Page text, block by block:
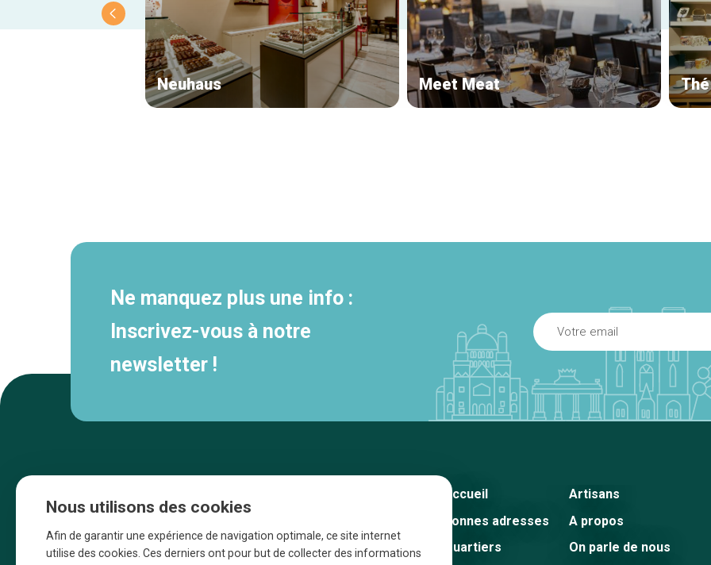
Neuhaus Meet Meat
Ne manquez plus une info :
Inscrivez-vous à notre
newsletter !
Accueil
Bonnes adresses
Quartiers
Artisans
A propos
On parle de nous
Nous utilisons des cookies
Afin de garantir une expérience de navigation optimale, ce site internet
utilise des cookies. Ces derniers ont pour but de collecter des informations